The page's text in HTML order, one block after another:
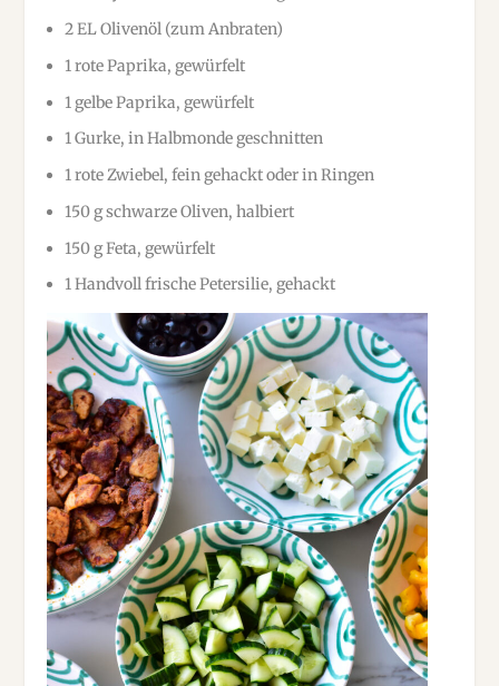
2 EL Olivenöl (zum Anbraten)
1 rote Paprika, gewürfelt
1 gelbe Paprika, gewürfelt
1 Gurke, in Halbmonde geschnitten
1 rote Zwiebel, fein gehackt oder in Ringen
150 g schwarze Oliven, halbiert
150 g Feta, gewürfelt
1 Handvoll frische Petersilie, gehackt